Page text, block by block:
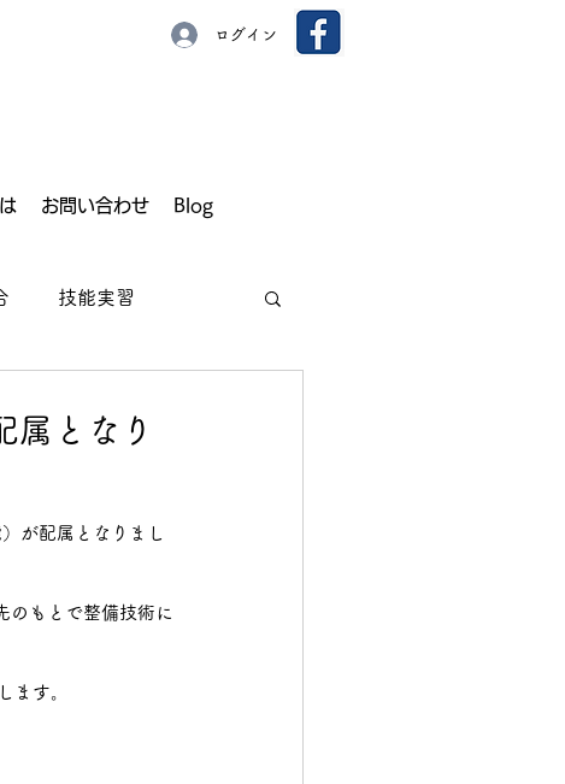
ログイン
お問い合わせ Blog
技能実習
属となり
が配属となりまし
のもとで整備技術に
します。